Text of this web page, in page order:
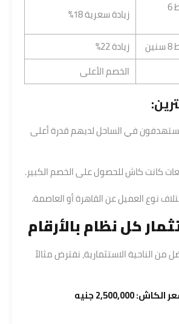
مقدم 10% / قسط 6
زيادة سعرية 18%
زيادة 22%
الخصم الأعلى
في الساحل لديهم قدرة أعلى
كانت كاش للحصول على الخصم الكبير.
نوع العميل عن القاهرة أو العاصمة.
كل نظام بالأرقام
من الناحية الاستثمارية، نفترض مثالاً